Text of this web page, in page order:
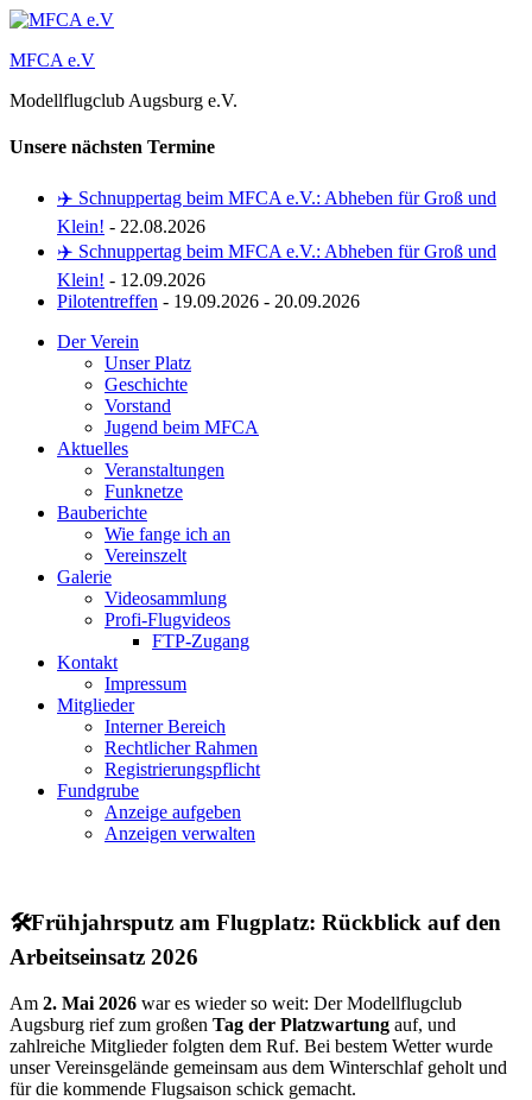
Zum
springen
MFCA e.V
Modellflugclub Augsburg e.V.
Unsere nächsten Termine
✈️ Schnuppertag beim MFCA e.V.: Abheben für Groß und
Klein! - 22.08.2026
✈️ Schnuppertag beim MFCA e.V.: Abheben für Groß und
Klein! - 12.09.2026
Pilotentreffen - 19.09.2026 - 20.09.2026
Der Verein
Unser Platz
Geschichte
Vorstand
Jugend beim MFCA
Aktuelles
Veranstaltungen
Funknetze
Bauberichte
Wie fange ich an
Vereinszelt
Galerie
Videosammlung
Profi-Flugvideos
FTP-Zugang
Kontakt
Impressum
Mitglieder
Interner Bereich
Rechtlicher Rahmen
Registrierungspflicht
Fundgrube
Anzeige aufgeben
Anzeigen verwalten
🛠️Frühjahrsputz am Flugplatz: Rückblick auf den
Arbeitseinsatz 2026
Am 2. Mai 2026 war es wieder so weit: Der Modellflugclub
Augsburg rief zum großen Tag der Platzwartung auf, und
zahlreiche Mitglieder folgten dem Ruf. Bei bestem Wetter wurde
unser Vereinsgelände gemeinsam aus dem Winterschlaf geholt und
für die kommende Flugsaison schick gemacht.